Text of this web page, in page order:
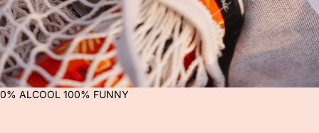
0% ALCOOL 100% FUNNY